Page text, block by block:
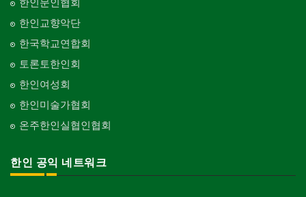
한인문인협회
한인교향악단
한국학교연합회
토론토한인회
한인여성회
한인미술가협회
온주한인실협인협회
한인 공익 네트워크